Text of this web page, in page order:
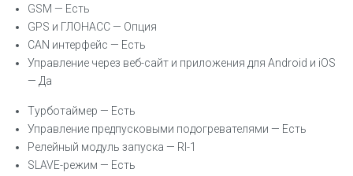
GSM — Есть
GPS и ГЛОНАСС — Опция
CAN интерфейс — Есть
Управление через веб-сайт и приложения для Android и iOS
— Да
Турботаймер — Есть
Управление предпусковыми подогревателями — Есть
Релейный модуль запуска — RI-1
SLAVE-режим — Есть